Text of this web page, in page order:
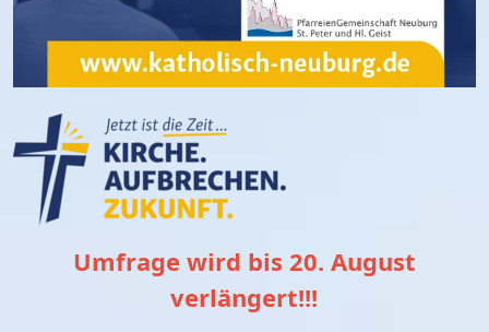
Umfrage wird bis 20. August
verlängert!!!